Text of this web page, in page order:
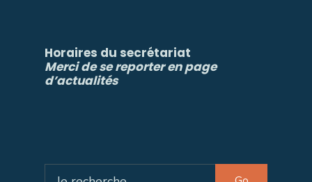
Horaires du secrétariat
Merci de se reporter en page
d’actualités